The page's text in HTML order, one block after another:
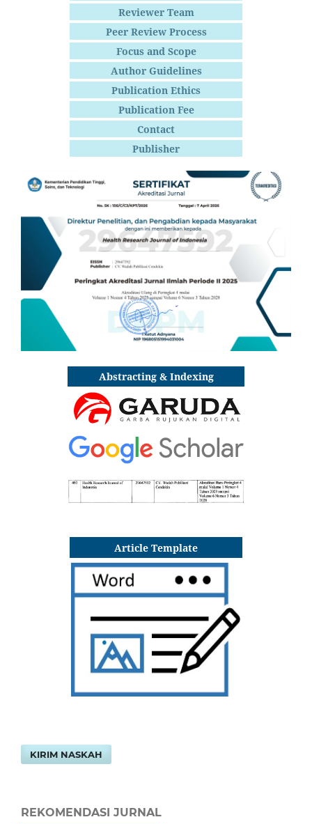
Reviewer Team
Peer Review Process
Focus and Scope
Author Guidelines
Publication Ethics
Publication Fee
Contact
Publisher
Abstracting & Indexing
Article Template
KIRIM NASKAH
REKOMENDASI JURNAL